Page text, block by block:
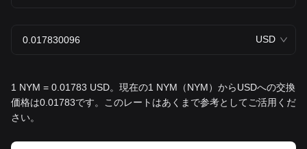
USD
1 NYM = 0.01783 USD。現在の1 NYM（NYM）からUSDへの交換
価格は0.01783です。このレートはあくまで参考としてご活用くだ
さい。